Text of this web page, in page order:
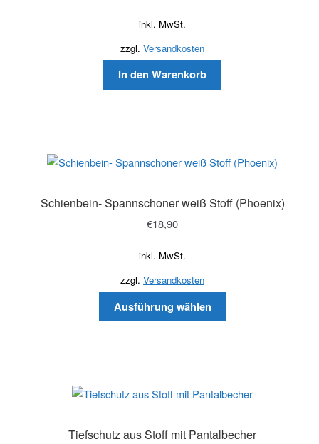
inkl. MwSt.
zzgl. Versandkosten
In den Warenkorb
Schienbein- Spannschoner weiß Stoff (Phoenix)
€18,90
inkl. MwSt.
zzgl. Versandkosten
Ausführung wählen
Tiefschutz aus Stoff mit Pantalbecher